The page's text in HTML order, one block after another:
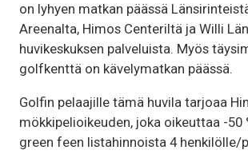
on lyhyen matkan päässä
Areenalta, Himos Centeriltä ja Willi
huvikeskuksen palveluista. Myös
golfkenttä on kävelymatkan päässä.
Golfin pelaajille tämä huvila tarjoaa
mökkipelioikeuden, joka oikeuttaa -50
green feen listahinnoista 4 henkilölle/